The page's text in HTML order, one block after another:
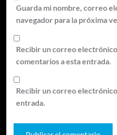
Guarda mi nombre, correo
navegador para la próxima
Recibir un correo
comentarios a esta entrada.
Recibir un correo
entrada.